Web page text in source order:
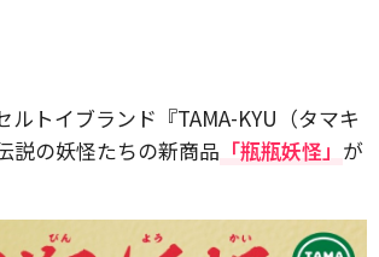
ルトイブランド『TAMA-KYU（タマキ
説の妖怪たちの新商品 「瓶瓶妖怪」 が